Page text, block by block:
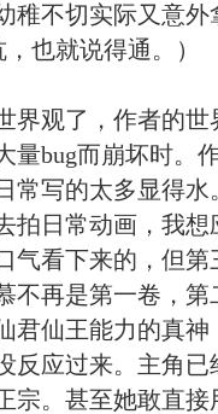
稚不切实际又意
也就说得通。）
界观了，作者的
量bug而崩坏时。
常写的太多显得
拍日常动画，我
气看下来的，但
不再是第一卷，
君仙王能力的真
反应过来。主角
宗。甚至她敢直